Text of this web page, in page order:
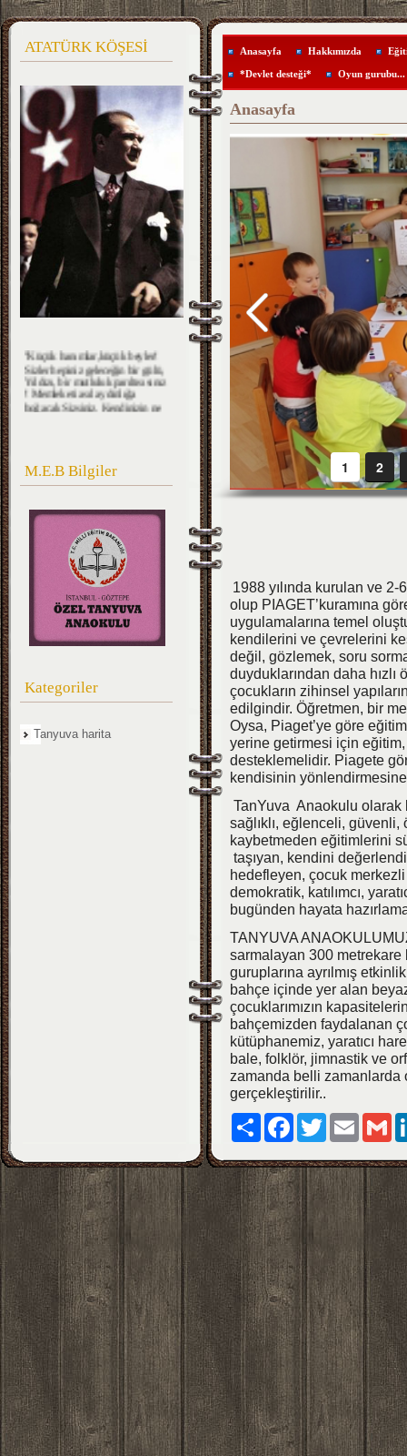
ATATÜRK KÖŞESİ
Sizler hepiniz geleceğin bir gülü,
Yıldızı, bir mutluluk parıltısısınız
! Memleketi asıl aydınlığa
boğacak Sizsiniz. Kendinizin ne
kadar mühim, Kıymetli
M.Kemal ATATÜRK
M.E.B Bilgiler
Kategoriler
Tanyuva harita
Anasayfa Hakkımızda
*Devlet desteği* Oyun gurubu...
Anasayfa
1 2
1988 yılında kurulan ve
olup PIAGET’kuramına
uygulamalarına temel
kendilerini ve çevrelerini
değil, gözlemek, soru
duyduklarından daha
çocukların zihinsel
edilgindir. Öğretmen, bir
Oysa, Piaget’ye göre
yerine getirmesi için
desteklemelidir. Piagete
kendisinin
TanYuva Anaokulu olarak
sağlıklı, eğlenceli,
kaybetmeden eğitimlerini
taşıyan, kendini
hedefleyen, çocuk
demokratik, katılımcı,
bugünden hayata
TANYUVA
sarmalayan 300 metrekare
guruplarına ayrılmış
bahçe içinde yer alan
çocuklarımızın
bahçemizden faydalanan
kütüphanemiz, yaratıcı
bale, folklör, jimnastik ve
zamanda belli zamanlarda
gerçekleştirilir..
Paylaş FacebookTwitter Email